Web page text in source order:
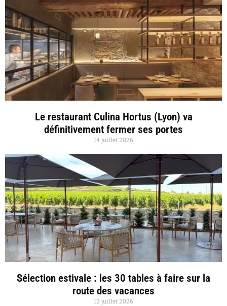
Le restaurant Culina Hortus (Lyon) va
définitivement fermer ses portes
14 juillet 2026
Sélection estivale : les 30 tables à faire sur la
route des vacances
12 juillet 2026